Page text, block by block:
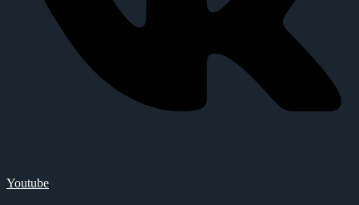
Youtube